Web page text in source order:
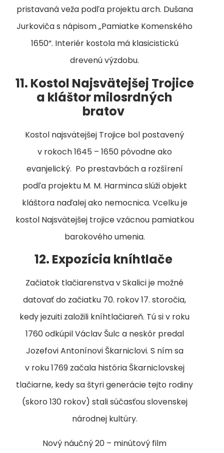
pristavaná veža podľa projektu arch. Dušana
Jurkoviča s nápisom „Pamiatke Komenského
1650“. Interiér kostola má klasicistickú
drevenú výzdobu.
11. Kostol Najsvätejšej Trojice
a kláštor milosrdných
bratov
Kostol najsvätejšej Trojice bol postavený
v rokoch 1645 – 1650 pôvodne ako
evanjelický. Po prestavbách a rozšírení
podľa projektu M. M. Harminca slúži objekt
kláštora naďalej ako nemocnica. Vcelku je
kostol Najsvätejšej trojice vzácnou pamiatkou
barokového umenia.
12. Expozícia kníhtlače
Začiatok tlačiarenstva v Skalici je možné
datovať do začiatku 70. rokov 17. storočia,
kedy jezuiti založili kníhtlačiareň. Tú si v roku
1760 odkúpil Václav Šulc a neskôr predal
Jozefovi Antonínovi Škarniclovi. S ním sa
v roku 1769 začala história Škarniclovskej
tlačiarne, kedy sa štyri generácie tejto rodiny
(skoro 130 rokov) stali súčasťou slovenskej
národnej kultúry.
Nový náučný 20 – minútový film